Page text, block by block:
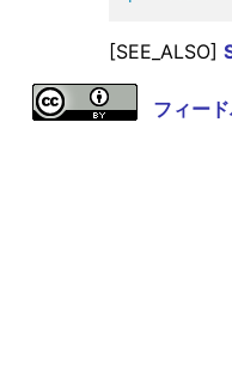
[SEE_ALSO]
フィー